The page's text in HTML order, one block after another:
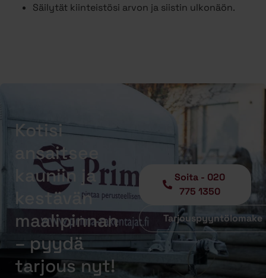
Säilytät kiinteistösi arvon ja siistin ulkonäön.
Kotisi
ansaitsee
kauniin ja
kestävän
maalipinnan
– pyydä
tarjous nyt!
Soita - 020
775 1350
Tarjouspyyntölomake